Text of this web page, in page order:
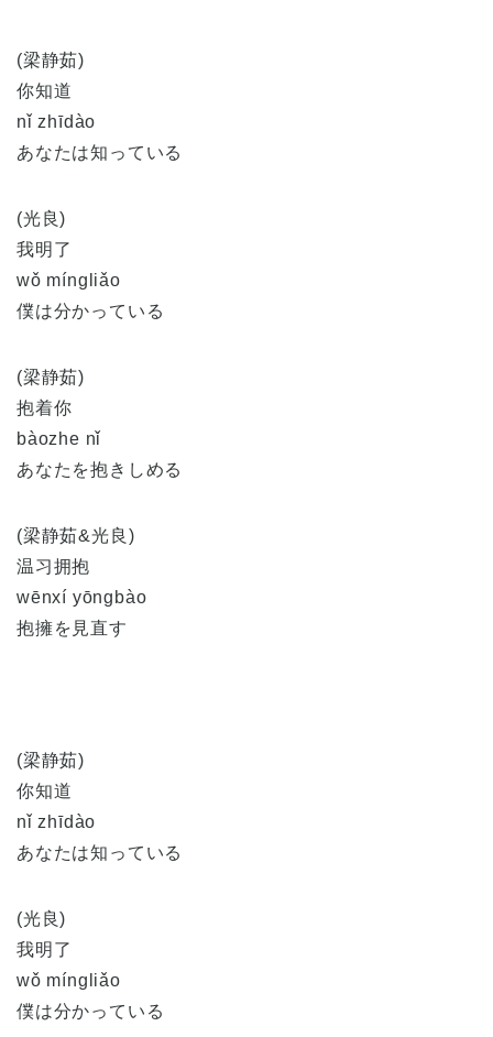
(梁静茹)
你知道
nǐ zhīdào
あなたは知っている
(光良)
我明了
wǒ míngliǎo
僕は分かっている
(梁静茹)
抱着你
bàozhe nǐ
あなたを抱きしめる
(梁静茹&光良)
温习拥抱
wēnxí yōngbào
抱擁を見直す
(梁静茹)
你知道
nǐ zhīdào
あなたは知っている
(光良)
我明了
wǒ míngliǎo
僕は分かっている